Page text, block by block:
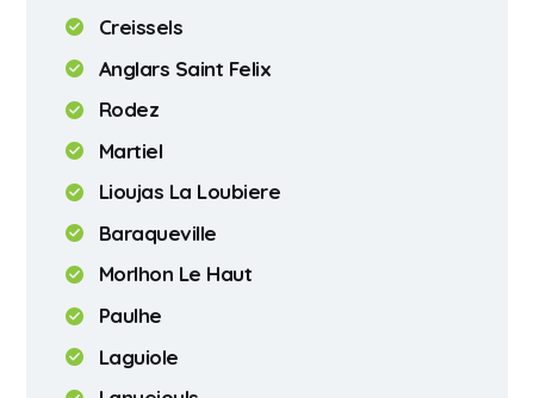
Creissels
Anglars Saint Felix
Rodez
Martiel
Lioujas La Loubiere
Baraqueville
Morlhon Le Haut
Paulhe
Laguiole